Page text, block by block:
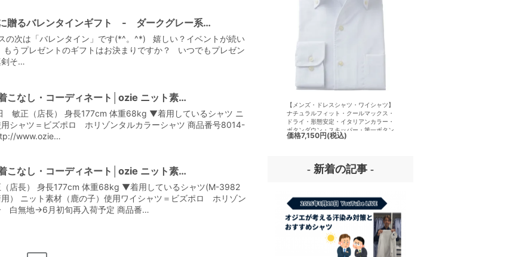
贈るバレンタインギフト - ダークグレー系…
の次は「バレンタイン」です(*^。^*) 嬉しい？イベントが続い
もうプレゼントのギフトはお決まりですか？ いつでもプレゼン
剣そ…
こなし・コーディネート│ozie ニット素…
敏正（店長） 身長177cm 体重68kg ▼着用しているシャツ ニ
用シャツ＝ビズポロ ホリゾンタルカラーシャツ 商品番号8014-
www.ozie…
こなし・コーディネート│ozie ニット素…
店長） 身長177cm 体重68kg ▼着用しているシャツ(M-3982
） ニット素材（鹿の子）使用ワイシャツ＝ビズポロ ホリゾン
白無地→6月初旬再入荷予定 商品番…
【メンズ・ドレスシャツ・ワイシャツ】
ナチュラルフィット・ブロード・ダブル
カフス・ホリゾンタルカラー・カッタウ
ェイ・クレリック
【メンズ・ドレスシャツ・ワイシャツ】
ナチュラルフィット・クールマックス・
ドライ・形態安定・イタリアンカラー・
ボタンダウン・スキッパー・第一ボタン
無し
価格7,150円(税込)
- 新着の記事 -